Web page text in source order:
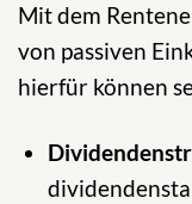
Mit dem
von passiven
hierfür können